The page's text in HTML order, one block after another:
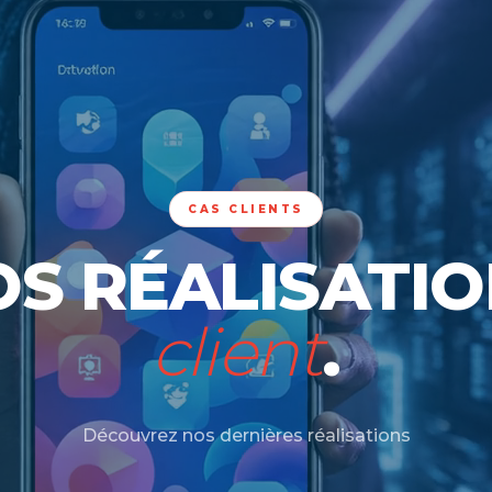
CAS CLIENTS
client.
Découvrez nos dernières réalisations